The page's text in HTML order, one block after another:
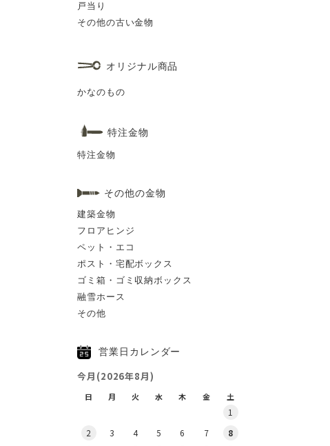
戸当り
その他の古い金物
オリジナル商品
かなのもの
特注金物
特注金物
その他の金物
建築金物
フロアヒンジ
ペット・エコ
ポスト・宅配ボックス
ゴミ箱・ゴミ収納ボックス
融雪ホース
その他
営業日カレンダー
今月(2026年8月)
日 月 火 水 木 金 土
1
2
3 4 5 6 7
8